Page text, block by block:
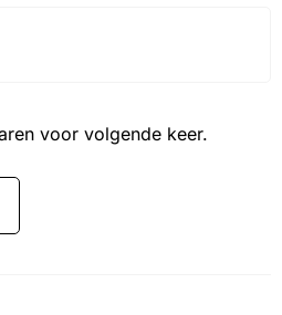
voor volgende keer.